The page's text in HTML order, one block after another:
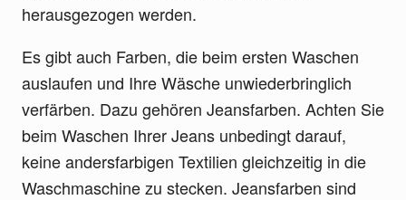
herausgezogen werden.
Es gibt auch Farben, die beim ersten Waschen
auslaufen und Ihre Wäsche unwiederbringlich
verfärben. Dazu gehören Jeansfarben. Achten Sie
beim Waschen Ihrer Jeans unbedingt darauf,
keine andersfarbigen Textilien gleichzeitig in die
Waschmaschine zu stecken. Jeansfarben sind